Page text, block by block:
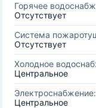
Горячее
Отсутствует
Система
Отсутствует
Холодное
Центральное
Электроснабжение:
Центральное